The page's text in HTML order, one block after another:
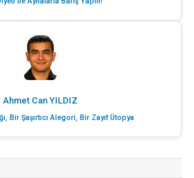
Ahmet Can YILDIZ
Bir Şaşırtıcı Alegori, Bir Zayıf Ütopya